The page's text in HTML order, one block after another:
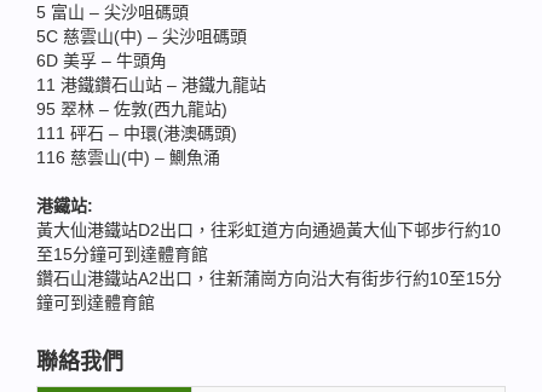
5 富山 – 尖沙咀碼頭
5C 慈雲山(中) – 尖沙咀碼頭
6D 美孚 – 牛頭角
11 港鐵鑽石山站 – 港鐵九龍站
95 翠林 – 佐敦(西九龍站)
111 砰石 – 中環(港澳碼頭)
116 慈雲山(中) – 鰂魚涌
港鐵站:
黃大仙港鐵站D2出口，往彩虹道方向通過黃大仙下邨步行約10
至15分鐘可到達體育館
鑽石山港鐵站A2出口，往新蒲崗方向沿大有街步行約10至15分
鐘可到達體育館
聯絡我們